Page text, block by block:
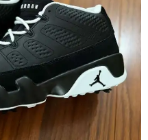
け取る
ら配信停止できます